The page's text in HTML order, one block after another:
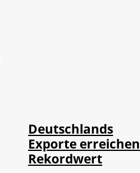
Deutschlands
Exporte erreichen
Rekordwert